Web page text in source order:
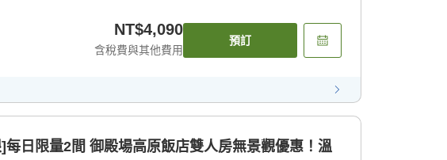
NT$4,090
含稅費與其他費用
預訂
每日限量2間 御殿場高原飯店雙人房無景觀優惠！溫